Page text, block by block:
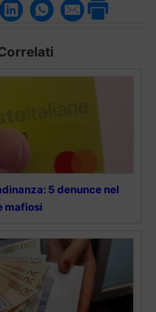
5 denunce nel
mafiosi